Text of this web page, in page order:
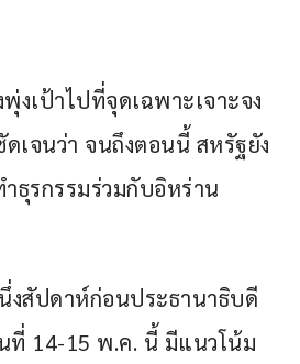
งเป้าไปที่จุดเฉพาะเจาะจง
เจนว่า จนถึงตอนนี้ สหรัฐยัง
ธุรกรรมร่วมกับอิหร่าน
งสัปดาห์ก่อนประธานาธิบดี
ที่ 14-15 พ.ค. นี้ มีแนวโน้ม